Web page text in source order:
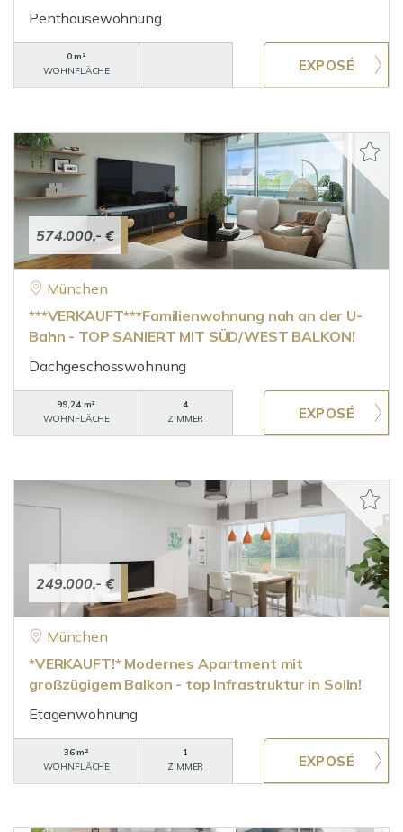
Penthousewohnung
0 m²
WOHNFLÄCHE
574.000,- €
München
***VERKAUFT***Familienwohnung nah an der U-
Bahn - TOP SANIERT MIT SÜD/WEST BALKON!
Dachgeschosswohnung
99,24 m²
WOHNFLÄCHE
4
ZIMMER
249.000,- €
München
*VERKAUFT!* Modernes Apartment mit
großzügigem Balkon - top Infrastruktur in Solln!
Etagenwohnung
36 m²
WOHNFLÄCHE
1
ZIMMER